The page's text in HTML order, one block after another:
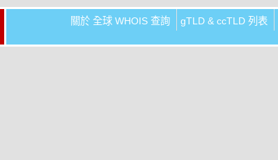
關於 全球 WHOIS 查詢 gTLD & ccTLD 列表